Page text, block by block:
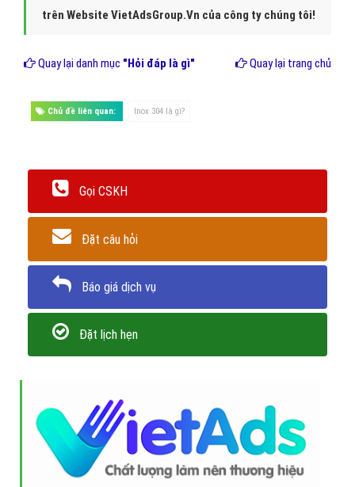
trên Website VietAdsGroup.Vn của công ty chúng tôi!
Quay lại danh mục "Hỏi đáp là gì" Quay lại trang chủ
Chủ đề liên quan: Inox 304 là gì?
Gọi CSKH
Đặt câu hỏi
Báo giá dịch vụ
Đặt lịch hẹn